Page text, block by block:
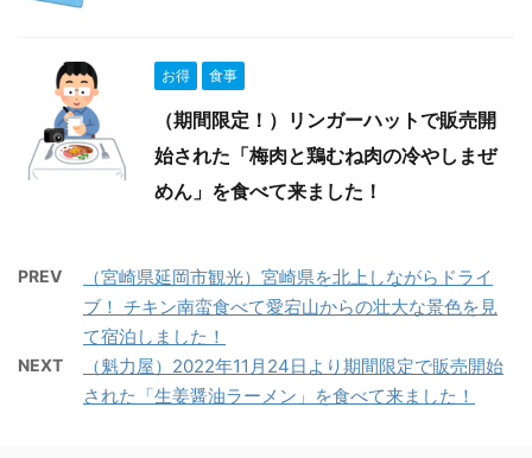
お得 食事
（期間限定！）リンガーハットで販売開
始された「梅肉と鶏むね肉の冷やしまぜ
めん」を食べて来ました！
PREV
（宮崎県延岡市観光）宮崎県を北上しながらドライ
ブ！ チキン南蛮食べて愛宕山からの壮大な景色を見
て宿泊しました！
NEXT
（魁力屋）2022年11月24日より期間限定で販売開始
された「生姜醤油ラーメン」を食べて来ました！